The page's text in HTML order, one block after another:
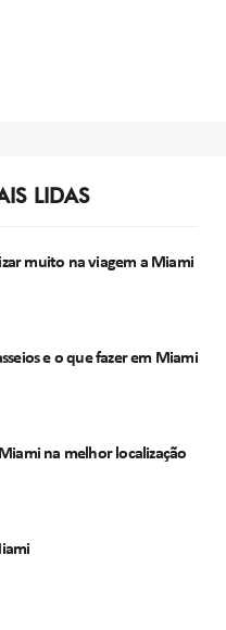
LIDAS
muito na viagem a Miami
e o que fazer em Miami
na melhor localização